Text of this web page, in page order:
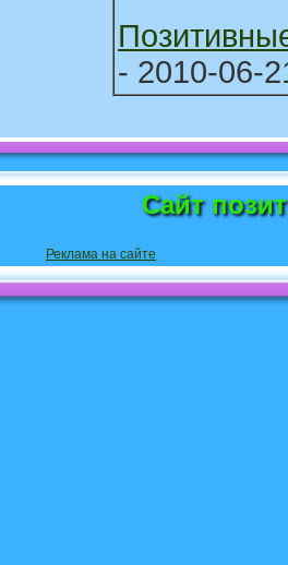
- 2010-06-
Сайт
Реклама на сайте